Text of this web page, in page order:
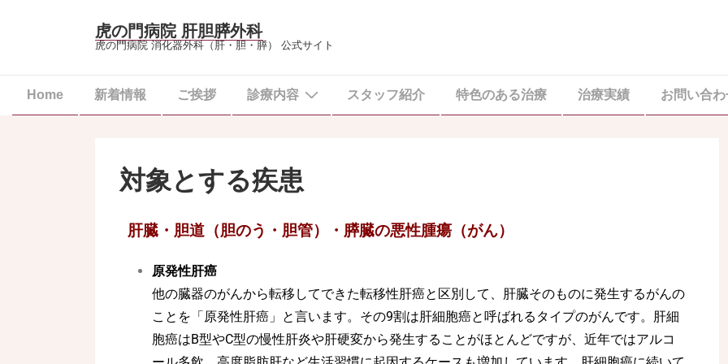
虎の門病院 肝胆膵外科
虎の門病院 消化器外科（肝・胆・膵） 公式サイト
Home 新着情報 ご挨拶 診療内容 スタッフ紹介 特色のある治療 治療実績 お問い合わ
対象とする疾患
肝臓・胆道（胆のう・胆管）・膵臓の悪性腫瘍（がん）
原発性肝癌
他の臓器のがんから転移してできた転移性肝癌と区別して、肝臓そのものに発生するがんの
ことを「原発性肝癌」と言います。その9割は肝細胞癌と呼ばれるタイプのがんです。肝細
胞癌はB型やC型の慢性肝炎や肝硬変から発生することがほとんどですが、近年ではアルコ